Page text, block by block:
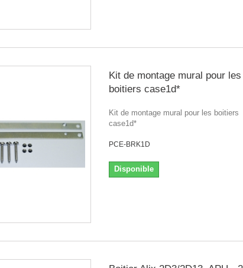
Kit de montage mural pour les
boitiers case1d*
Kit de montage mural pour les boitiers
case1d*
PCE-BRK1D
Disponible